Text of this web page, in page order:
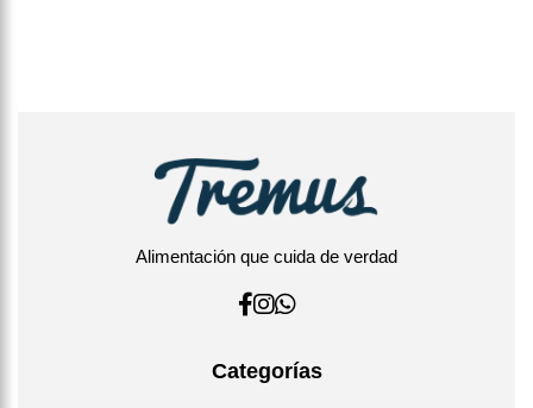
Alimentación que cuida de verdad
Categorías